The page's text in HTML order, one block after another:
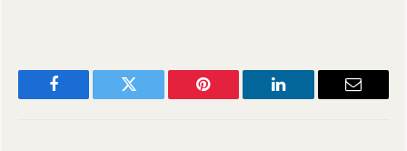
Facebook Twitter Pinterest LinkedIn Email